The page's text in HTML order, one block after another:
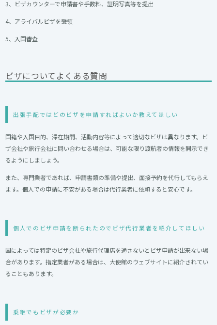
3、ビザカウンターで申請書や手数料、証明写真等を提出
4、アライバルビザを受領
5、入国審査
ビザについてよくある質問
出張手配ではどのビザを申請すればよいか教えてほしい
国籍や入国目的、滞在期間、活動内容等によって適切なビザは異なります。ビ
ザ会社や旅行会社に問い合わせる場合は、可能な限り渡航者の情報を開示でき
るようにしましょう。
また、専門業者であれば、申請書類の準備や提出、面接予約を代行してもらえ
ます。個人での申請に不安がある場合は代行業者に依頼すると安心です。
個人でのビザ申請を断られたのでビザ代行業者を紹介してほしい
国によっては特定のビザ会社や旅行代理店を通さないとビザ申請が出来ない場
合があります。指定業者がある場合は、大使館のウェブサイトに紹介されてい
ることもあります。
乗継でもビザが必要か